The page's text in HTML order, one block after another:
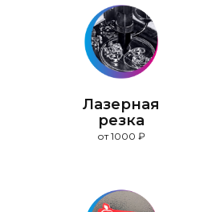
Лазерная
резка
от 1000 ₽